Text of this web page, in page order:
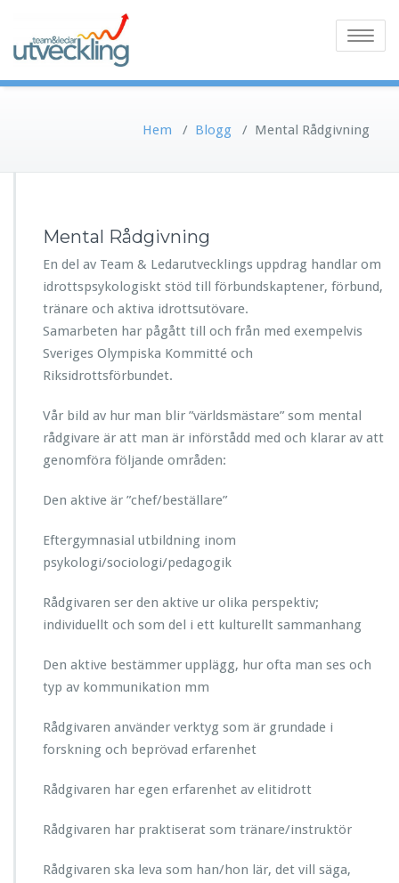
Toggle
Hem / Blogg / Mental Rådgivning
Mental Rådgivning
En del av Team & Ledarutvecklings uppdrag handlar om
idrottspsykologiskt stöd till förbundskaptener, förbund,
tränare och aktiva idrottsutövare.
Samarbeten har pågått till och från med exempelvis
Sveriges Olympiska Kommitté och
Riksidrottsförbundet.
Vår bild av hur man blir ”världsmästare” som mental
rådgivare är att man är införstådd med och klarar av att
genomföra följande områden:
Den aktive är ”chef/beställare”
Eftergymnasial utbildning inom
psykologi/sociologi/pedagogik
Rådgivaren ser den aktive ur olika perspektiv;
individuellt och som del i ett kulturellt sammanhang
Den aktive bestämmer upplägg, hur ofta man ses och
typ av kommunikation mm
Rådgivaren använder verktyg som är grundade i
forskning och beprövad erfarenhet
Rådgivaren har egen erfarenhet av elitidrott
Rådgivaren har praktiserat som tränare/instruktör
Rådgivaren ska leva som han/hon lär, det vill säga,